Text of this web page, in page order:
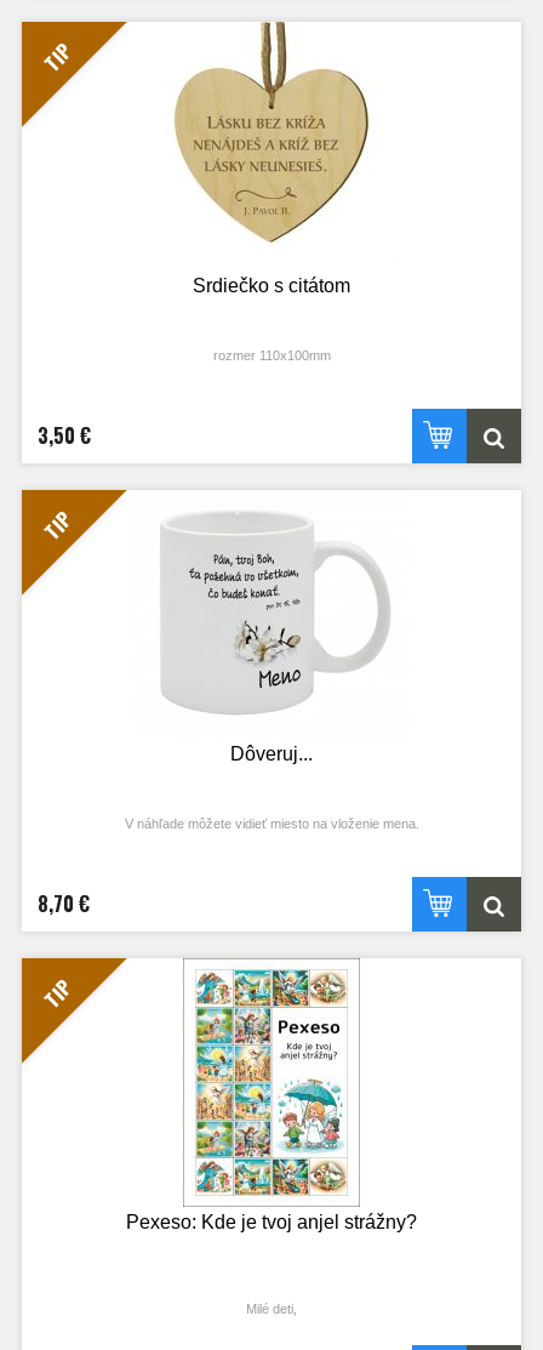
známa postavička alebo obľúbené zvieratko z Biblie. Zatiaľ čo budete otáčať
kartičky a bystriť si svoju pamäť, nenápadne zistíte, aké písmenko patrí k
odvážnemu Dávidovi, prečo je Veľryba pri písmene V a kto je ten malý Zachej,
ktorý sa ukrýva na strome pod písmenom Z.
Každý nájdený pár je skvelou príležitosťou ukázať si nové písmenko a
porozprávať si s rodičmi o tom, aký krásny príbeh sa za obrázkom ukrýva.
Trénujte si svoje múdre hlavičky, spoznávajte abecedu krok za krokom a
objavujte s nami posolstvá plné dobra.
Pripravte si pršteky a bystré očká, hravé učenie písmeniek sa práve začína!
Prajeme vám veľa radosti pri tejto hre.
TIP
Srdiečko s citátom
rozmer 110x100mm
3,50 €
TIP
Dôveruj...
V náhľade môžete vidieť miesto na vloženie mena.
8,70 €
TIP
Pexeso: Kde je tvoj anjel strážny?
Milé deti,